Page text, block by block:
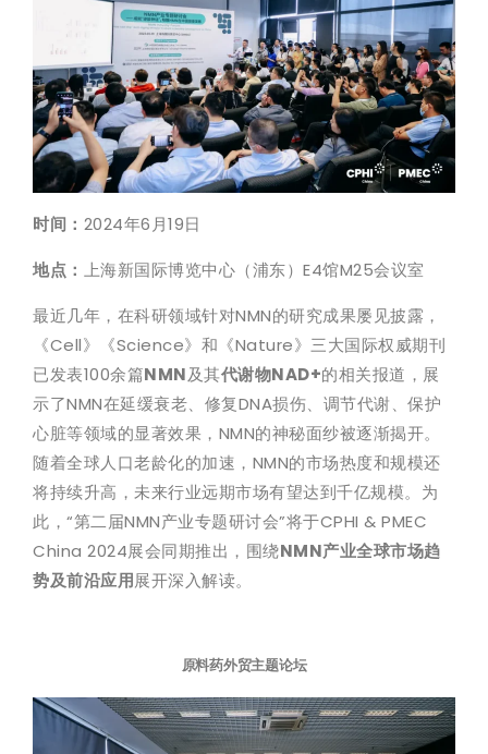
时间： 2024年6月19日
地点： 上海新国际博览中心（浦东）E4馆M25会议室
最近几年，在科研领域针对NMN的研究成果屡见披露，
《Cell》《Science》和《Nature》三大国际权威期刊
已发表100余篇NMN及其代谢物NAD+的相关报道，展
示了NMN在延缓衰老、修复DNA损伤、调节代谢、保护
心脏等领域的显著效果，NMN的神秘面纱被逐渐揭开。
随着全球人口老龄化的加速，NMN的市场热度和规模还
将持续升高，未来行业远期市场有望达到千亿规模。为
此，“第二届NMN产业专题研讨会”将于CPHI & PMEC
China 2024展会同期推出，围绕NMN产业全球市场趋
势及前沿应用展开深入解读。
原料药外贸主题论坛